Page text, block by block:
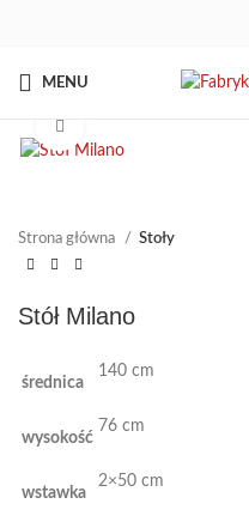
MENU
Strona główna Stoły
Stół Milano
średnica
140 cm
wysokość
76 cm
wstawka
2×50 cm